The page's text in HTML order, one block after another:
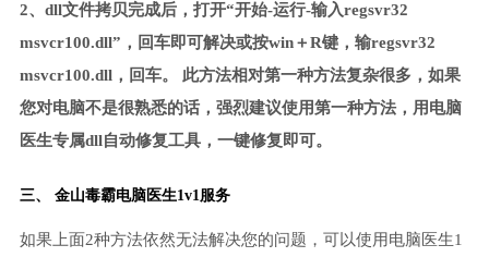
2、dll文件拷贝完成后，打开“开始-运行-输入regsvr32
msvcr100.dll”，回车即可解决或按win＋R键，输regsvr32
msvcr100.dll，回车。 此方法相对第一种方法复杂很多，如果
您对电脑不是很熟悉的话，强烈建议使用第一种方法，用电脑
医生专属dll自动修复工具，一键修复即可。
三、 金山毒霸电脑医生1v1服务
如果上面2种方法依然无法解决您的问题，可以使用电脑医生1